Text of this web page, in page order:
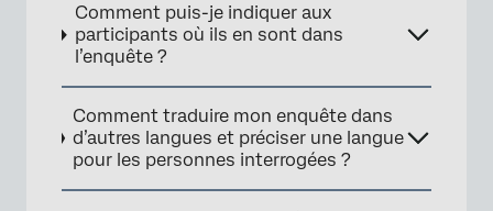
Comment puis-je indiquer aux
participants où ils en sont dans
l’enquête ?
Comment traduire mon enquête dans
d’autres langues et préciser une langue
pour les personnes interrogées ?